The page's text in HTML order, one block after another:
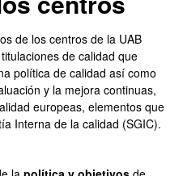
de los centros de la UAB
de calidad que
política de calidad así como
y la mejora continuas,
europeas, elementos que
Interna de la calidad (SGIC).